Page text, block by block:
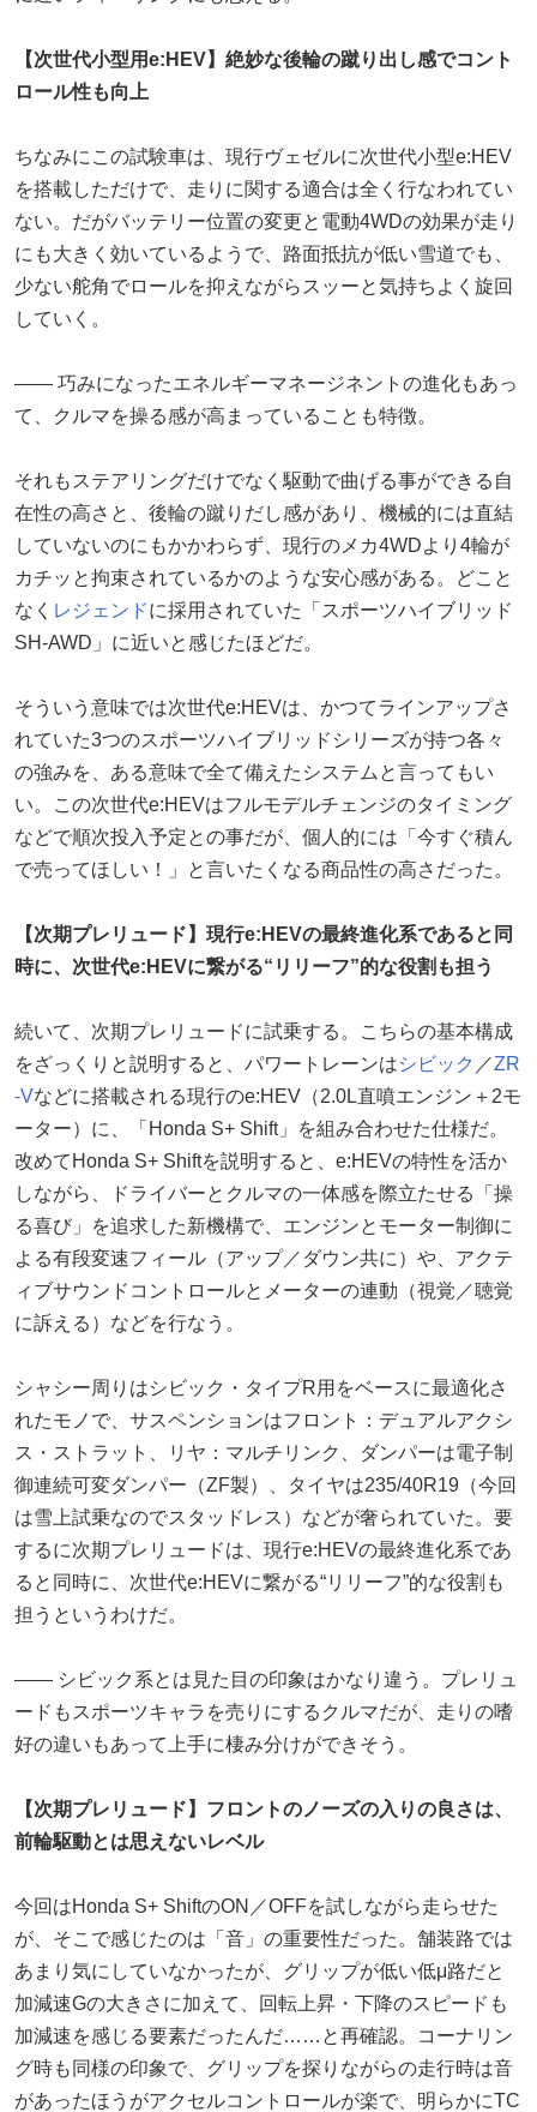
【次世代小型用e:HEV】絶妙な後輪の蹴り出し感でコント
ロール性も向上
ちなみにこの試験車は、現行ヴェゼルに次世代小型e:HEV
を搭載しただけで、走りに関する適合は全く行なわれてい
ない。だがバッテリー位置の変更と電動4WDの効果が走り
にも大きく効いているようで、路面抵抗が低い雪道でも、
少ない舵角でロールを抑えながらスッーと気持ちよく旋回
していく。
―― 巧みになったエネルギーマネージネントの進化もあっ
て、クルマを操る感が高まっていることも特徴。
それもステアリングだけでなく駆動で曲げる事ができる自
在性の高さと、後輪の蹴りだし感があり、機械的には直結
していないのにもかかわらず、現行のメカ4WDより4輪が
カチッと拘束されているかのような安心感がある。どこと
なく レジェンドに採用されていた「スポーツハイブリッド
SH-AWD」に近いと感じたほどだ。
そういう意味では次世代e:HEVは、かつてラインアップさ
れていた3つのスポーツハイブリッドシリーズが持つ各々
の強みを、ある意味で全て備えたシステムと言ってもい
い。この次世代e:HEVはフルモデルチェンジのタイミング
などで順次投入予定との事だが、個人的には「今すぐ積ん
で売ってほしい！」と言いたくなる商品性の高さだった。
【次期プレリュード】現行e:HEVの最終進化系であると同
時に、次世代e:HEVに繋がる“リリーフ”的な役割も担う
続いて、次期プレリュードに試乗する。こちらの基本構成
をざっくりと説明すると、パワートレーンはシビック ／ZR
-Vなどに搭載される現行のe:HEV（2.0L直噴エンジン＋2モ
ーター）に、「Honda S+ Shift」を組み合わせた仕様だ。
改めてHonda S+ Shiftを説明すると、e:HEVの特性を活か
しながら、ドライバーとクルマの一体感を際立たせる「操
る喜び」を追求した新機構で、エンジンとモーター制御に
よる有段変速フィール（アップ／ダウン共に）や、アクテ
ィブサウンドコントロールとメーターの連動（視覚／聴覚
に訴える）などを行なう。
シャシー周りはシビック・タイプR用をベースに最適化さ
れたモノで、サスペンションはフロント：デュアルアクシ
ス・ストラット、リヤ：マルチリンク、ダンパーは電子制
御連続可変ダンパー（ZF製）、タイヤは235/40R19（今回
は雪上試乗なのでスタッドレス）などが奢られていた。要
するに次期プレリュードは、現行e:HEVの最終進化系であ
ると同時に、次世代e:HEVに繋がる“リリーフ”的な役割も
担うというわけだ。
―― シビック系とは見た目の印象はかなり違う。プレリュ
ードもスポーツキャラを売りにするクルマだが、走りの嗜
好の違いもあって上手に棲み分けができそう。
【次期プレリュード】フロントのノーズの入りの良さは、
前輪駆動とは思えないレベル
今回はHonda S+ ShiftのON／OFFを試しながら走らせた
が、そこで感じたのは「音」の重要性だった。舗装路では
あまり気にしていなかったが、グリップが低い低μ路だと
加減速Gの大きさに加えて、回転上昇・下降のスピードも
加減速を感じる要素だったんだ……と再確認。コーナリン
グ時も同様の印象で、グリップを探りながらの走行時は音
があったほうがアクセルコントロールが楽で、明らかにTC